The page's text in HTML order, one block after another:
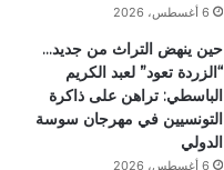
6 أغسطس، 2026
حين ينهض التراث من جديد…
“الزردة تعود” لعبد الكريم
الباسطي: تراهن على ذاكرة
التونسيين في مهرجان سوسة
الدولي
6 أغسطس، 2026